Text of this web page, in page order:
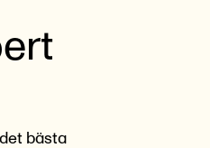
bästa